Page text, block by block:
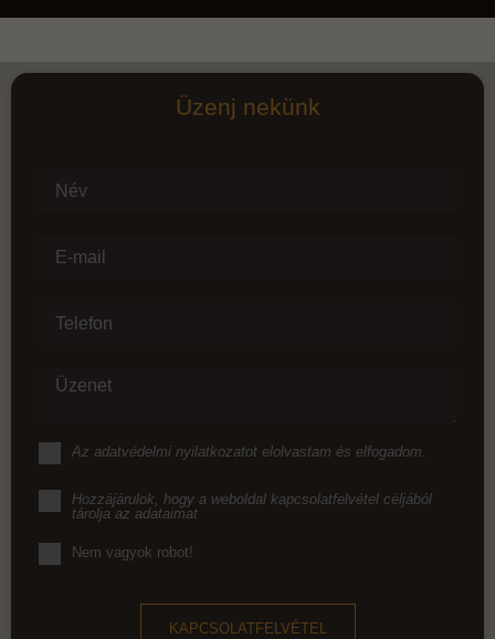
Üzenj nekünk
Név
E-mail
Telefon
Üzenet
Az adatvédelmi nyilatkozatot elolvastam és elfogadom.
Hozzájárulok, hogy a weboldal kapcsolatfelvétel céljából
tárolja az adataimat
Nem vagyok robot!
KAPCSOLATFELVÉTEL